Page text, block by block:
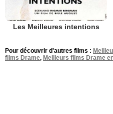
Les Meilleures intentions
Pour découvrir d'autres films :
films Drame, Meilleurs films Drame